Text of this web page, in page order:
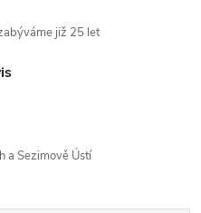
již 25 let
a Sezimově Ústí